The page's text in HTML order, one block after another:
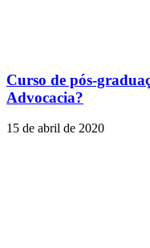
Curso de pós-
Advocacia?
15 de abril de 2020